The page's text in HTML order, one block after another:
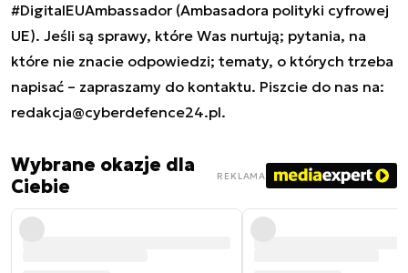
#DigitalEUAmbassador (Ambasadora polityki cyfrowej
UE). Jeśli są sprawy, które Was nurtują; pytania, na
które nie znacie odpowiedzi; tematy, o których trzeba
napisać – zapraszamy do kontaktu. Piszcie do nas na:
redakcja@cyberdefence24.pl.
Wybrane okazje dla
Ciebie
REKLAMA